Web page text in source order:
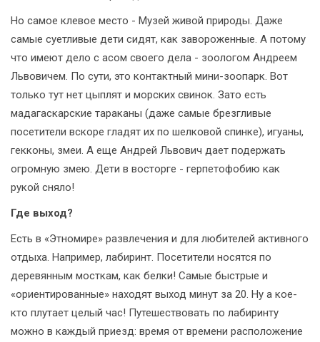
Но самое клевое место - Музей живой природы. Даже
самые суетливые дети сидят, как завороженные. А потому
что имеют дело с асом своего дела - зоологом Андреем
Львовичем. По сути, это контактный мини-зоопарк. Вот
только тут нет цыплят и морских свинок. Зато есть
мадагаскарские тараканы (даже самые брезгливые
посетители вскоре гладят их по шелковой спинке), игуаны,
гекконы, змеи. А еще Андрей Львович дает подержать
огромную змею. Дети в восторге - герпетофобию как
рукой сняло!
Где выход?
Есть в «Этномире» развлечения и для любителей активного
отдыха. Например, лабиринт. Посетители носятся по
деревянным мосткам, как белки! Самые быстрые и
«ориентированные» находят выход минут за 20. Ну а кое-
кто плутает целый час! Путешествовать по лабиринту
можно в каждый приезд: время от времени расположение